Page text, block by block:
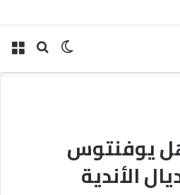
بحث الوضع
يوفنتوس
الأندية